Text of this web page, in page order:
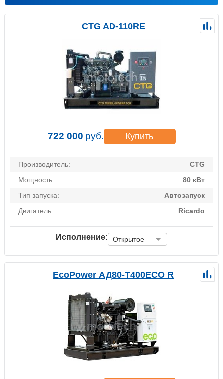
CTG AD-110RE
722 000 руб. Купить
Производитель:
CTG
Мощность:
80 кВт
Тип запуска:
Автозапуск
Двигатель:
Ricardo
Исполнение: Открытое
EcoPower АД80-T400ECO R